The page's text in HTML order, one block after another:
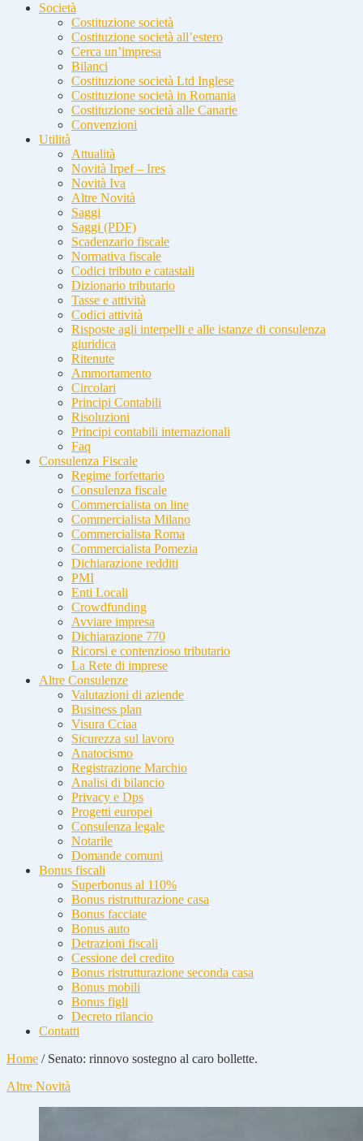
Società
Costituzione società
Costituzione società all’estero
Cerca un’impresa
Bilanci
Costituzione società Ltd Inglese
Costituzione società in Romania
Costituzione società alle Canarie
Convenzioni
Utilità
Attualità
Novità Irpef – Ires
Novità Iva
Altre Novità
Saggi
Saggi (PDF)
Scadenzario fiscale
Normativa fiscale
Codici tributo e catastali
Dizionario tributario
Tasse e attività
Codici attività
Risposte agli interpelli e alle istanze di consulenza
giuridica
Ritenute
Ammortamento
Circolari
Principi Contabili
Risoluzioni
Principi contabili internazionali
Faq
Consulenza Fiscale
Regime forfettario
Consulenza fiscale
Commercialista on line
Commercialista Milano
Commercialista Roma
Commercialista Pomezia
Dichiarazione redditi
PMI
Enti Locali
Crowdfunding
Avviare impresa
Dichiarazione 770
Ricorsi e contenzioso tributario
La Rete di imprese
Altre Consulenze
Valutazioni di aziende
Business plan
Visura Cciaa
Sicurezza sul lavoro
Anatocismo
Registrazione Marchio
Analisi di bilancio
Privacy e Dps
Progetti europei
Consulenza legale
Notarile
Domande comuni
Bonus fiscali
Superbonus al 110%
Bonus ristrutturazione casa
Bonus facciate
Bonus auto
Detrazioni fiscali
Cessione del credito
Bonus ristrutturazione seconda casa
Bonus mobili
Bonus figli
Decreto rilancio
Contatti
Home / Senato: rinnovo sostegno al caro bollette.
Altre Novità